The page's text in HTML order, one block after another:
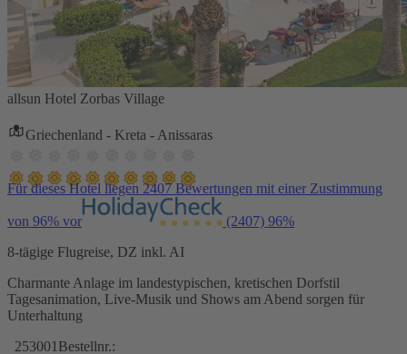
allsun Hotel Zorbas Village
Griechenland - Kreta - Anissaras
Für dieses Hotel liegen 2407 Bewertungen mit einer Zustimmung
von 96% vor (2407) 96%
8-tägige Flugreise, DZ inkl. AI
Charmante Anlage im landestypischen, kretischen Dorfstil
Tagesanimation, Live-Musik und Shows am Abend sorgen für
Unterhaltung
253001 Bestellnr.: